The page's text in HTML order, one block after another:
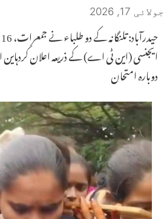
جولائی 17, 2026
دوبارہ امتحان